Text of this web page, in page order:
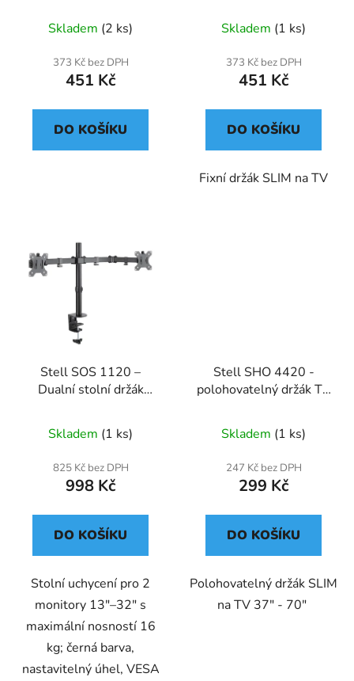
Skladem (2 ks)
373 Kč bez DPH
451 Kč
DO KOŠÍKU
Skladem (1 ks)
373 Kč bez DPH
451 Kč
DO KOŠÍKU
Fixní držák SLIM na TV
Stell SOS 1120 –
Dualní stolní držák
Skladem (1 ks)
825 Kč bez DPH
998 Kč
DO KOŠÍKU
Stolní uchycení pro 2
monitory 13″–32″ s
maximální nosností 16
kg; černá barva,
nastavitelný úhel, VESA
Stell SHO 4420 -
polohovatelný držák TV
Skladem (1 ks)
247 Kč bez DPH
299 Kč
DO KOŠÍKU
Polohovatelný držák SLIM
na TV 37" - 70"